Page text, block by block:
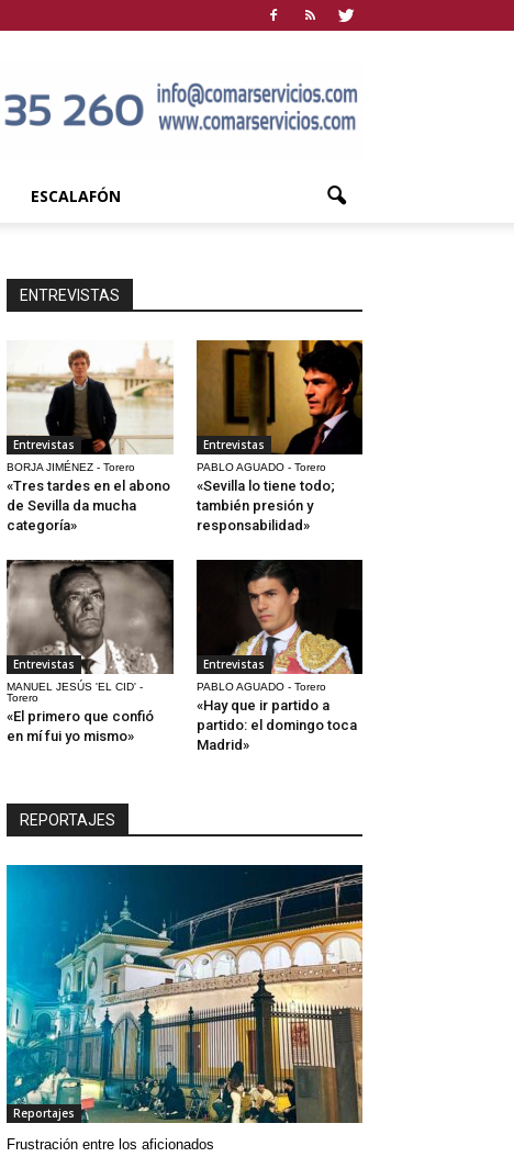
ESCALAFÓN
ENTREVISTAS
Entrevistas
BORJA JIMÉNEZ - Torero
«Tres tardes en el abono
de Sevilla da mucha
categoría»
Entrevistas
PABLO AGUADO - Torero
«Sevilla lo tiene todo;
también presión y
responsabilidad»
Entrevistas
MANUEL JESÚS 'EL CID' -
Torero
«El primero que confió
en mí fui yo mismo»
Entrevistas
PABLO AGUADO - Torero
«Hay que ir partido a
partido: el domingo toca
Madrid»
REPORTAJES
Reportajes
Frustración entre los aficionados